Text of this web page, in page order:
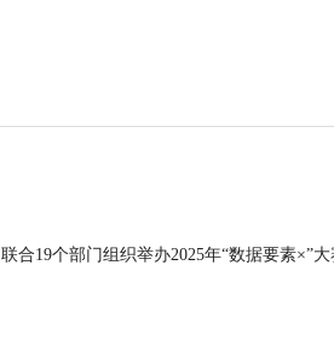
合19个部门组织举办2025年“数据要素×”大